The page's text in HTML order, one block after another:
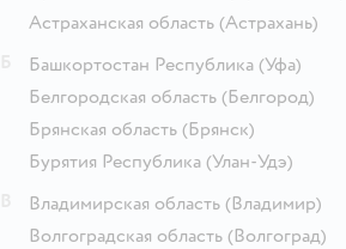
Астраханская область (Астрахань)
Башкортостан Республика (Уфа)
Белгородская область (Белгород)
Брянская область (Брянск)
Бурятия Республика (Улан-Удэ)
Владимирская область (Владимир)
Волгоградская область (Волгоград)